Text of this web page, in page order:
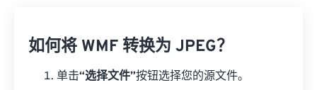
如何将 WMF 转换为 JPEG？
单击“选择文件”按钮选择您的源文件。